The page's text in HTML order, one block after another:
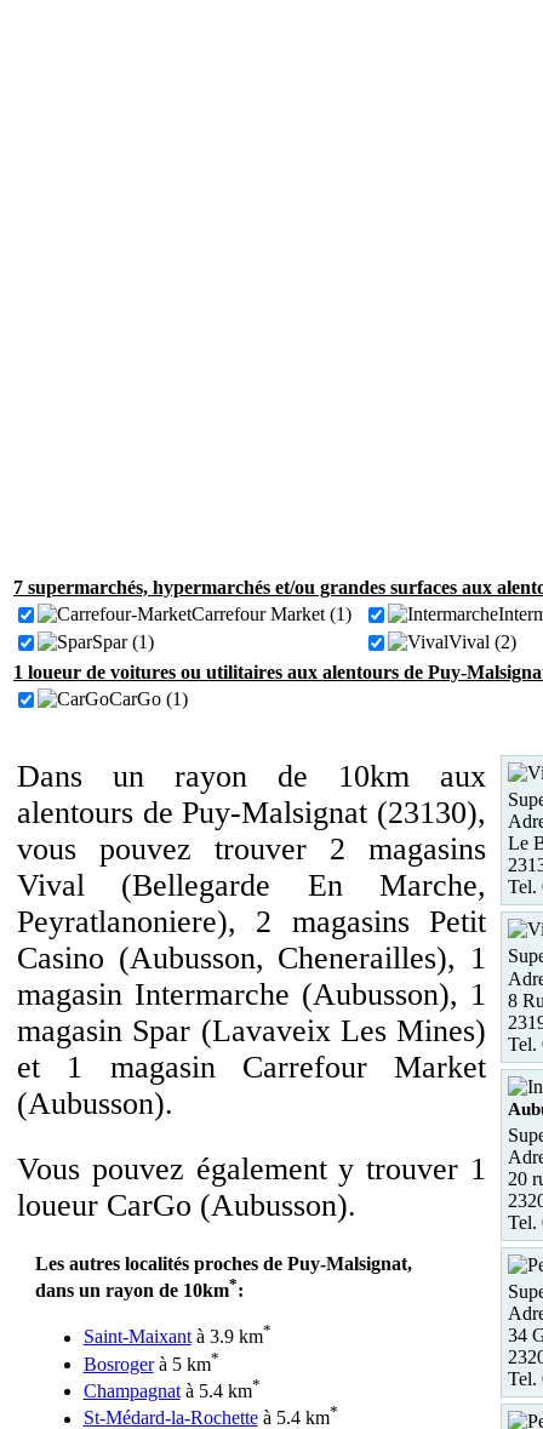
7 supermarchés, hypermarchés et/ou grandes surfaces aux
Carrefour Market (1)
Spar (1)
Vival (2)
1 loueur de voitures ou utilitaires aux alentours de Puy-
CarGo (1)
Dans un rayon de 10km aux
alentours de Puy-Malsignat (23130),
vous pouvez trouver 2 magasins
Vival (Bellegarde En Marche,
Peyratlanoniere), 2 magasins Petit
Casino (Aubusson, Chenerailles), 1
magasin Intermarche (Aubusson), 1
magasin Spar (Lavaveix Les Mines)
et 1 magasin Carrefour Market
(Aubusson).
Vous pouvez également y trouver 1
loueur CarGo (Aubusson).
Les autres localités proches de Puy-Malsignat,
dans un rayon de 10km*:
Saint-Maixantà 3.9 km*
Bosrogerà 5 km*
Champagnatà 5.4 km*
St-Médard-la-Rochetteà 5.4 km*
Le
Tel.
8
Tel.
20
Tel.
34
Tel.